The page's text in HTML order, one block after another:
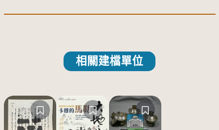
相關建檔單位